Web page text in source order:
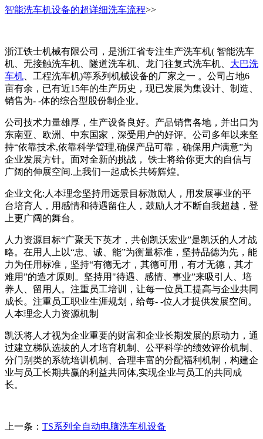
智能洗车机设备的超详细洗车流程>>
浙江铁士机械有限公司，是浙江省专注生产洗车机( 智能洗车
机、无接触洗车机、隧道洗车机、龙门往复式洗车机、 大巴洗
车机 、工程洗车机)等系列机械设备的厂家之一 。公司占地6
亩有余，已有近15年的生产历史，现已发展为集设计、制造、
销售为- -体的综合型股份制企业。
公司技术力量雄厚，生产设备良好。产品销售各地，并出口为
东南亚、欧洲、中东国家，深受用户的好评。公司多年以来坚
持“依靠技术,依靠科学管理,确保产品可靠，确保用户满意”为
企业发展方针。面对全新的挑战， 铁士将给你更大的自信与
广阔的伸展空间.上我们一起成长共铸辉煌。
企业文化:人本理念坚持用远景目标激励人，用发展事业的平
台培育人，用感情和待遇留住人，鼓励人才不断自我超越，登
上更广阔的舞台。
人力资源目标“广聚天下英才，共创凯沃宏业”是凯沃的人才战
略。在用人上以“忠、诚、能”为衡量标准，坚持品德为先，能
力为任用标准，坚持“有德无才，其德可用，有才无德，其才
难用”的造才原则。坚持用"待遇、感情、事业”来吸引人、培
养人、留用人。注重员工培训，让每一位员工提高与企业共同
成长。注重员工职业生涯规划，给每- -位人才提供发展空间。
人本理念人力资源机制
凯沃将人才视为企业重要的财富和企业长期发展的原动力，通
过建立梯队选拔的人才培育机制、公平科学的绩效评价机制、
分门别类的系统培训机制、合理丰富的分配福利机制，构建企
业与员工长期共赢的利益共同体,实现企业与员工的共同成
长。
上一条： TS系列全自动电脑洗车机设备